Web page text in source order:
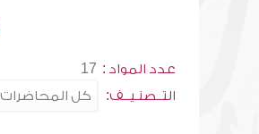
عدد المواد : 17
التــصنـيــف: